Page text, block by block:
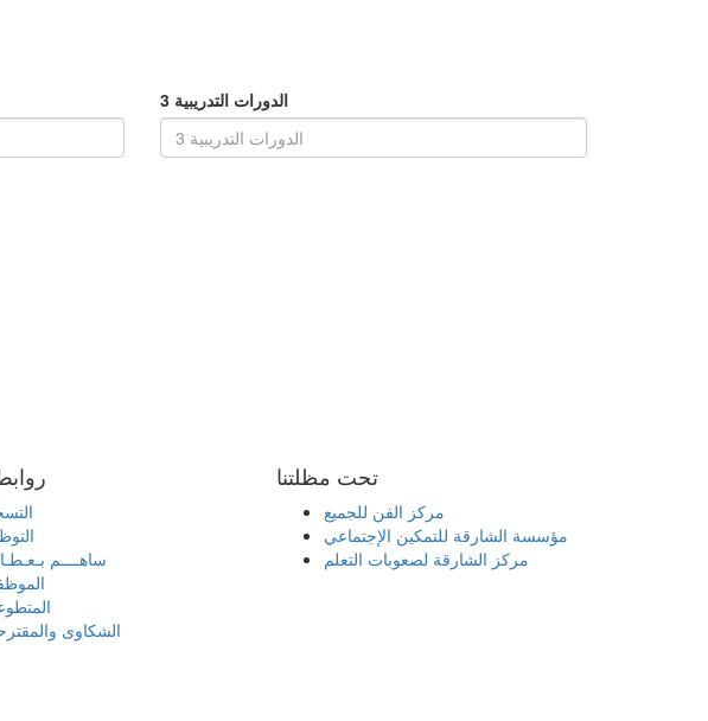
الدورات التدريبية 3
ساهــــم
الشكاوى
تحت مظلتنا
مركز الفن للجميع
مؤسسة الشارقة للتمكين الإجتماعي
مركز الشارقة لصعوبات التعلم